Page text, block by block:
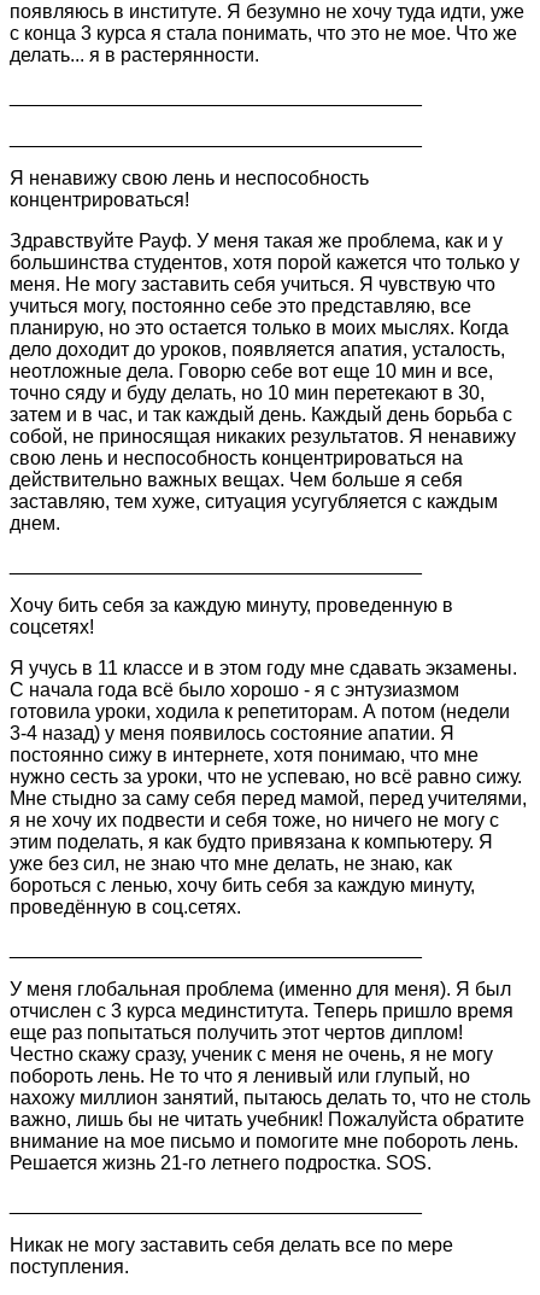
появляюсь в институте. Я безумно не хочу туда идти, уже
с конца 3 курса я стала понимать, что это не мое. Что же
делать... я в растерянности.
Я ненавижу свою лень и неспособность
концентрироваться!
Здравствуйте Рауф. У меня такая же проблема, как и у
большинства студентов, хотя порой кажется что только у
меня. Не могу заставить себя учиться. Я чувствую что
учиться могу, постоянно себе это представляю, все
планирую, но это остается только в моих мыслях. Когда
дело доходит до уроков, появляется апатия, усталость,
неотложные дела. Говорю себе вот еще 10 мин и все,
точно сяду и буду делать, но 10 мин перетекают в 30,
затем и в час, и так каждый день. Каждый день борьба с
собой, не приносящая никаких результатов. Я ненавижу
свою лень и неспособность концентрироваться на
действительно важных вещах. Чем больше я себя
заставляю, тем хуже, ситуация усугубляется с каждым
днем.
Хочу бить себя за каждую минуту, проведенную в
соцсетях!
Я учусь в 11 классе и в этом году мне сдавать экзамены.
С начала года всё было хорошо - я с энтузиазмом
готовила уроки, ходила к репетиторам. А потом (недели
3-4 назад) у меня появилось состояние апатии. Я
постоянно сижу в интернете, хотя понимаю, что мне
нужно сесть за уроки, что не успеваю, но всё равно сижу.
Мне стыдно за саму себя перед мамой, перед учителями,
я не хочу их подвести и себя тоже, но ничего не могу с
этим поделать, я как будто привязана к компьютеру. Я
уже без сил, не знаю что мне делать, не знаю, как
бороться с ленью, хочу бить себя за каждую минуту,
проведённую в соц.сетях.
У меня глобальная проблема (именно для меня). Я был
отчислен с 3 курса мединститута. Теперь пришло время
еще раз попытаться получить этот чертов диплом!
Честно скажу сразу, ученик с меня не очень, я не могу
побороть лень. Не то что я ленивый или глупый, но
нахожу миллион занятий, пытаюсь делать то, что не столь
важно, лишь бы не читать учебник! Пожалуйста обратите
внимание на мое письмо и помогите мне побороть лень.
Решается жизнь 21-го летнего подростка. SOS.
Никак не могу заставить себя делать все по мере
поступления.